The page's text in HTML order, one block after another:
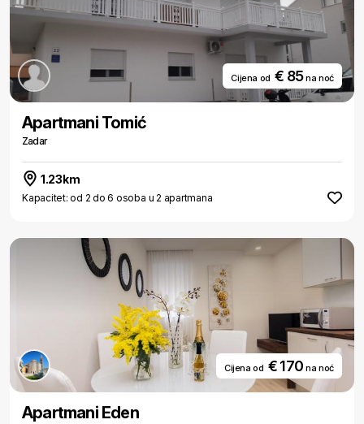
Cijena od € 85na noć
Apartmani Tomić
Zadar
1.23km
Kapacitet: od 2 do 6 osoba u 2 apartmana
Cijena od € 170na noć
Apartmani Eden